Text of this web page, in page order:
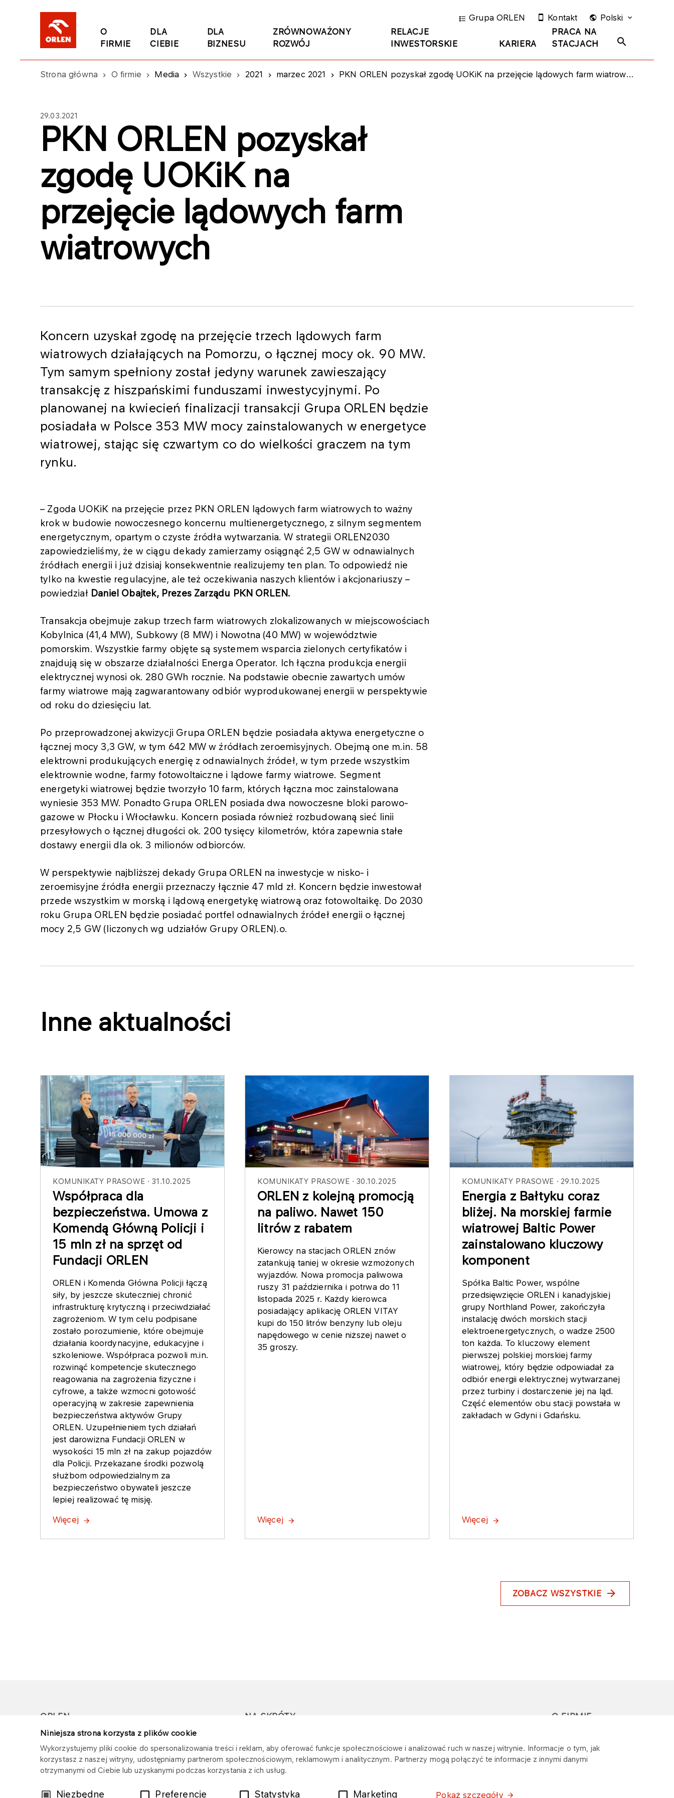
Niniejsza strona korzysta z plików cookie
Wykorzystujemy pliki cookie do spersonalizowania treści i reklam, aby oferować funkcje społecznościowe i analizować ruch w naszej witrynie. Informacje o tym, jak
korzystasz z naszej witryny, udostępniamy partnerom społecznościowym, reklamowym i analitycznym. Partnerzy mogą połączyć te informacje z innymi danymi
otrzymanymi od Ciebie lub uzyskanymi podczas korzystania z ich usług.
WybórNiezbędne Preferencje Statystyka Marketing Pokaż szczegóły
O
FIRMIE
DLA
CIEBIE
DLA
BIZNESU
ZRÓWNOWAŻONY
ROZWÓJ
RELACJE
INWESTORSKIE
KARIERA
PRACA NA
STACJACH
Grupa ORLEN Kontakt Polski
Strona główna O firmie Media Wszystkie 2021 marzec 2021 PKN ORLEN pozyskał zgodę UOKiK na przejęcie lądowych farm wiatrowych
29.03.2021
PKN ORLEN pozyskał
zgodę UOKiK na
przejęcie lądowych farm
wiatrowych
Koncern uzyskał zgodę na przejęcie trzech lądowych farm
wiatrowych działających na Pomorzu, o łącznej mocy ok. 90 MW.
Tym samym spełniony został jedyny warunek zawieszający
transakcję z hiszpańskimi funduszami inwestycyjnymi. Po
planowanej na kwiecień finalizacji transakcji Grupa ORLEN będzie
posiadała w Polsce 353 MW mocy zainstalowanych w energetyce
wiatrowej, stając się czwartym co do wielkości graczem na tym
rynku.
– Zgoda UOKiK na przejęcie przez PKN ORLEN lądowych farm wiatrowych to ważny
krok w budowie nowoczesnego koncernu multienergetycznego, z silnym segmentem
energetycznym, opartym o czyste źródła wytwarzania. W strategii ORLEN2030
zapowiedzieliśmy, że w ciągu dekady zamierzamy osiągnąć 2,5 GW w odnawialnych
źródłach energii i już dzisiaj konsekwentnie realizujemy ten plan. To odpowiedź nie
tylko na kwestie regulacyjne, ale też oczekiwania naszych klientów i akcjonariuszy –
powiedział Daniel Obajtek, Prezes Zarządu PKN ORLEN.
Transakcja obejmuje zakup trzech farm wiatrowych zlokalizowanych w miejscowościach
Kobylnica (41,4 MW), Subkowy (8 MW) i Nowotna (40 MW) w województwie
pomorskim. Wszystkie farmy objęte są systemem wsparcia zielonych certyfikatów i
znajdują się w obszarze działalności Energa Operator. Ich łączna produkcja energii
elektrycznej wynosi ok. 280 GWh rocznie. Na podstawie obecnie zawartych umów
farmy wiatrowe mają zagwarantowany odbiór wyprodukowanej energii w perspektywie
od roku do dziesięciu lat.
Po przeprowadzonej akwizycji Grupa ORLEN będzie posiadała aktywa energetyczne o
łącznej mocy 3,3 GW, w tym 642 MW w źródłach zeroemisyjnych. Obejmą one m.in. 58
elektrowni produkujących energię z odnawialnych źródeł, w tym przede wszystkim
elektrownie wodne, farmy fotowoltaiczne i lądowe farmy wiatrowe. Segment
energetyki wiatrowej będzie tworzyło 10 farm, których łączna moc zainstalowana
wyniesie 353 MW. Ponadto Grupa ORLEN posiada dwa nowoczesne bloki parowo-
gazowe w Płocku i Włocławku. Koncern posiada również rozbudowaną sieć linii
przesyłowych o łącznej długości ok. 200 tysięcy kilometrów, która zapewnia stałe
dostawy energii dla ok. 3 milionów odbiorców.
W perspektywie najbliższej dekady Grupa ORLEN na inwestycje w nisko- i
zeroemisyjne źródła energii przeznaczy łącznie 47 mld zł. Koncern będzie inwestował
przede wszystkim w morską i lądową energetykę wiatrową oraz fotowoltaikę. Do 2030
roku Grupa ORLEN będzie posiadać portfel odnawialnych źródeł energii o łącznej
mocy 2,5 GW (liczonych wg udziałów Grupy ORLEN).o.
Inne aktualności
KOMUNIKATY PRASOWE 31.10.2025
Współpraca dla
bezpieczeństwa. Umowa z
Komendą Główną Policji i
15 mln zł na sprzęt od
Fundacji ORLEN
ORLEN i Komenda Główna Policji łączą
siły, by jeszcze skuteczniej chronić
infrastrukturę krytyczną i przeciwdziałać
zagrożeniom. W tym celu podpisane
zostało porozumienie, które obejmuje
działania koordynacyjne, edukacyjne i
szkoleniowe. Współpraca pozwoli m.in.
rozwinąć kompetencje skutecznego
reagowania na zagrożenia fizyczne i
cyfrowe, a także wzmocni gotowość
operacyjną w zakresie zapewnienia
bezpieczeństwa aktywów Grupy
ORLEN. Uzupełnieniem tych działań
jest darowizna Fundacji ORLEN w
wysokości 15 mln zł na zakup pojazdów
dla Policji. Przekazane środki pozwolą
służbom odpowiedzialnym za
bezpieczeństwo obywateli jeszcze
lepiej realizować tę misję.
Więcej
KOMUNIKATY PRASOWE 30.10.2025
ORLEN z kolejną promocją
na paliwo. Nawet 150
litrów z rabatem
Kierowcy na stacjach ORLEN znów
zatankują taniej w okresie wzmożonych
wyjazdów. Nowa promocja paliwowa
ruszy 31 października i potrwa do 11
listopada 2025 r. Każdy kierowca
posiadający aplikację ORLEN VITAY
kupi do 150 litrów benzyny lub oleju
napędowego w cenie niższej nawet o
35 groszy.
Więcej
KOMUNIKATY PRASOWE 29.10.2025
Energia z Bałtyku coraz
bliżej. Na morskiej farmie
wiatrowej Baltic Power
zainstalowano kluczowy
komponent
Spółka Baltic Power, wspólne
przedsięwzięcie ORLEN i kanadyjskiej
grupy Northland Power, zakończyła
instalację dwóch morskich stacji
elektroenergetycznych, o wadze 2500
ton każda. To kluczowy element
pierwszej polskiej morskiej farmy
wiatrowej, który będzie odpowiadał za
odbiór energii elektrycznej wytwarzanej
przez turbiny i dostarczenie jej na ląd.
Część elementów obu stacji powstała w
zakładach w Gdyni i Gdańsku.
Więcej
ZOBACZ WSZYSTKIE
ORLEN
Copyright © 1996-2026
Wszystkie prawa zastrzeżone
NA SKRÓTY
oszustwami
Mapa stacji
Dotacje
reklamację
O FIRMIE
Wymagania